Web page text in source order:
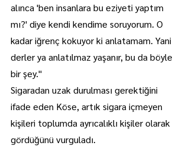
alınca 'ben insanlara bu eziyeti yaptım
mı?' diye kendi kendime soruyorum. O
kadar iğrenç kokuyor ki anlatamam. Yani
derler ya anlatılmaz yaşanır, bu da böyle
bir şey."
Sigaradan uzak durulması gerektiğini
ifade eden Köse, artık sigara içmeyen
kişileri toplumda ayrıcalıklı kişiler olarak
gördüğünü vurguladı.